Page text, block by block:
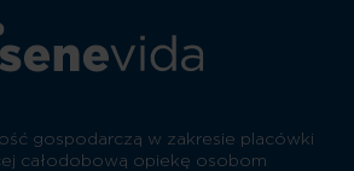
gospodarczą w zakresie placówki
całodobową opiekę osobom